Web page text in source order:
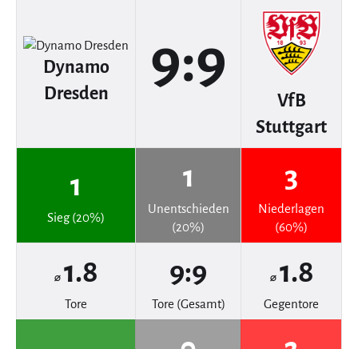
Dynamo
Dresden
9:9
VfB
Stuttgart
1
Sieg (20%)
1
Unentschieden
(20%)
3
Niederlagen
(60%)
⌀ 1.8
Tore
9:9
Tore (Gesamt)
⌀ 1.8
Gegentore